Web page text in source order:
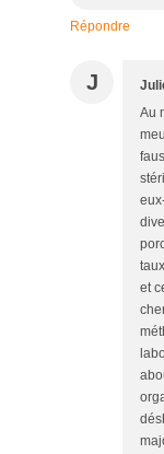
Répondre
J
Au
et